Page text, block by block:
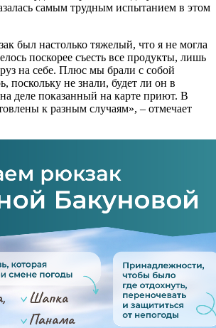
самым трудным испытанием в этом
был настолько тяжелый, что я не могла
поскорее съесть все продукты, лишь
на себе. Плюс мы брали с собой
поскольку не знали, будет ли он в
деле показанный на карте приют. В
к разным случаям», – отмечает